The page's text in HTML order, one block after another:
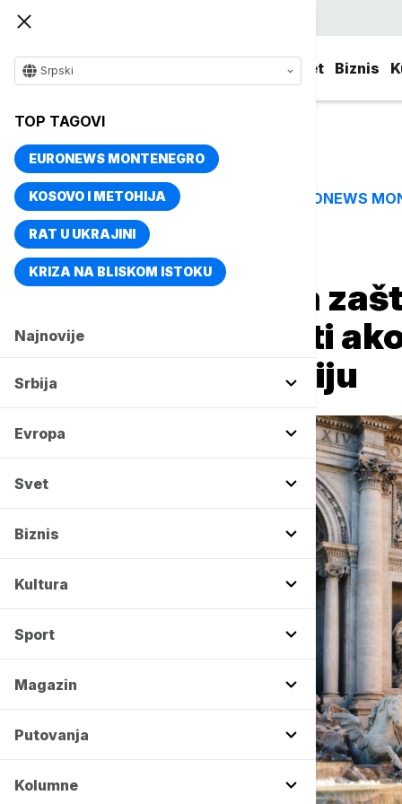
Svet Biznis
Srpski
TOP TAGOVI
EURONEWS MONTENEGRO
KOSOVO I METOHIJA
RAT U UKRAJINI
KRIZA NA BLISKOM ISTOKU
Najnovije
Srbija
Evropa
Svet
Biznis
Kultura
Sport
Magazin
Putovanja
Kolumne
TOP TAGOVI EURONEWS
Naslovna Putovanja
Italijani rešili da
što morate znati
putovanje u Italiju